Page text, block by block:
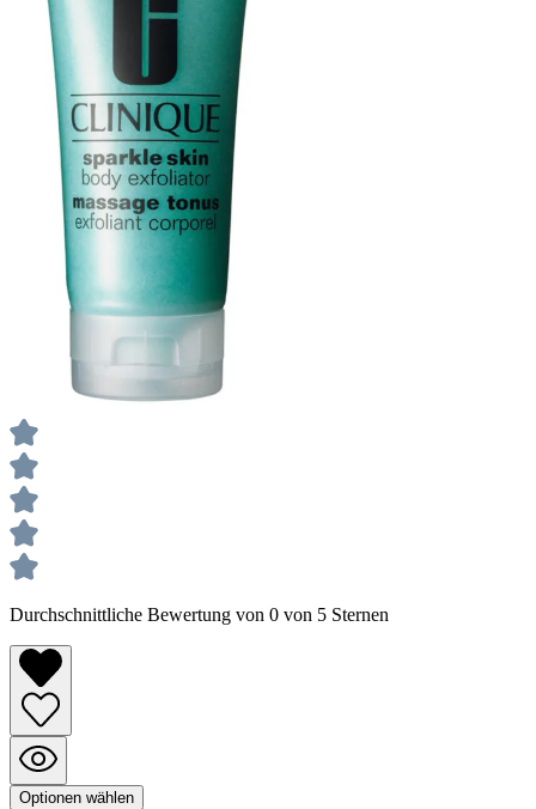
Durchschnittliche Bewertung von 0 von 5 Sternen
Optionen wählen